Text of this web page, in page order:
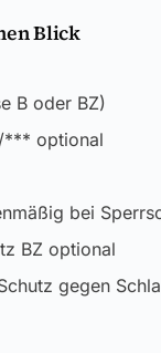
Blick
B oder BZ)
optional
bei
BZ optional
gegen